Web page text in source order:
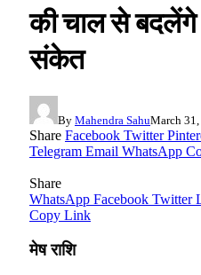
की चाल से
संकेत
By Mahendra SahuMarch
Share Facebook Twitter
Telegram Email WhatsApp
Share
WhatsApp Facebook Twitter
Copy Link
मेष राशि